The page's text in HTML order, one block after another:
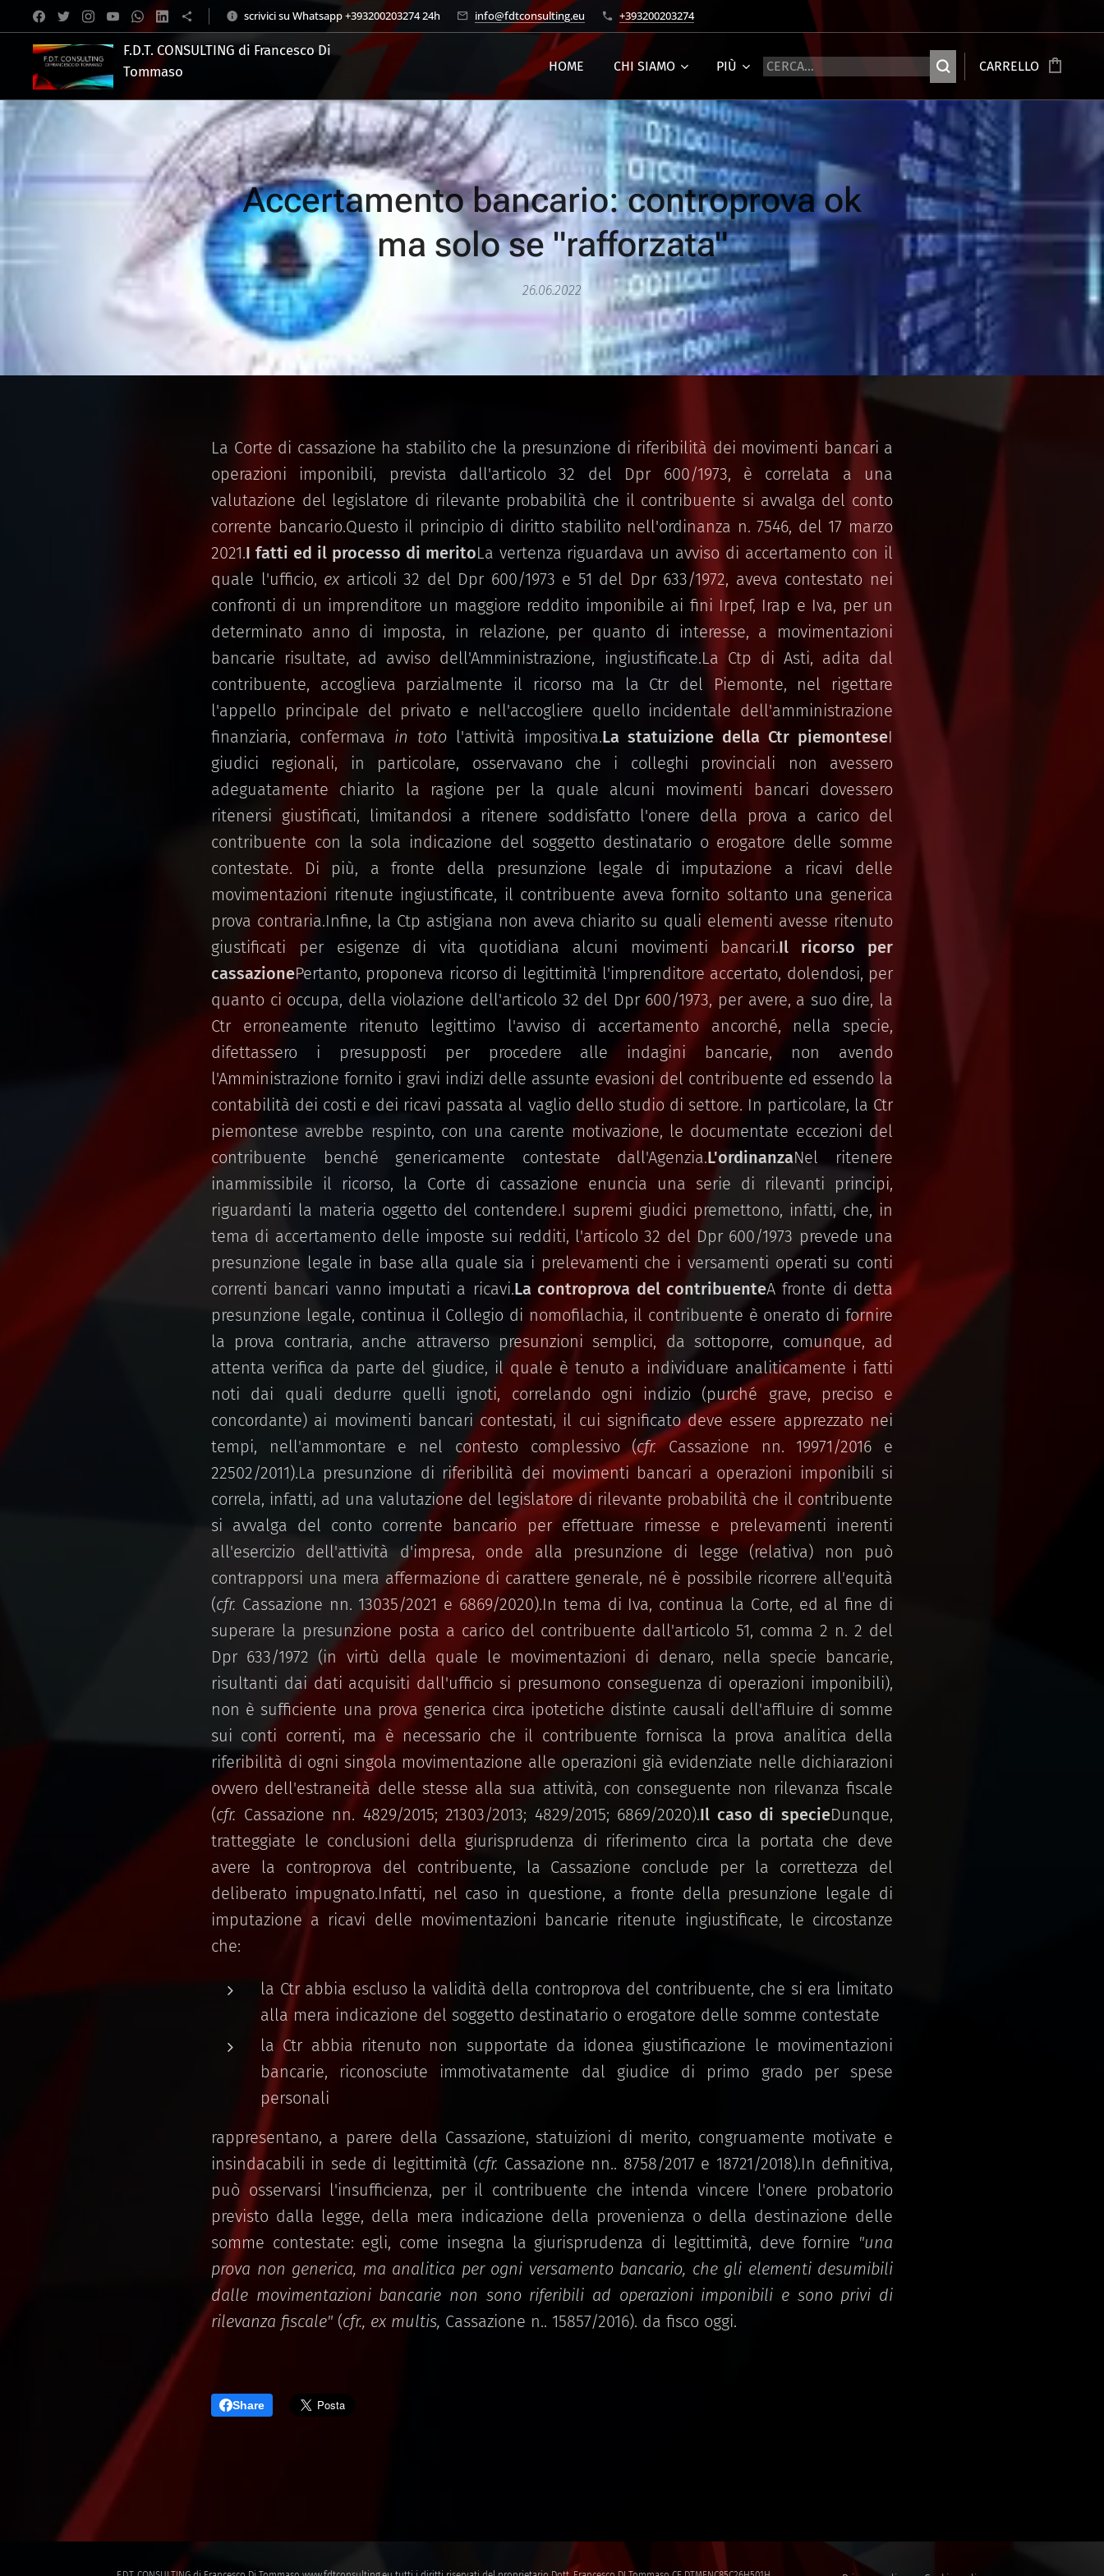
scrivici su Whatsapp +393200203274 24h info@fdtconsulting.eu +393200203274
F.D.T. CONSULTING di Francesco Di
Tommaso
.
HOME CHI SIAMO PIÙ CARRELLO
Accertamento bancario: controprova ok
ma solo se "rafforzata"
26.06.2022
La Corte di cassazione ha stabilito che la presunzione di riferibilità dei movimenti bancari a
operazioni imponibili, prevista dall'articolo 32 del Dpr 600/1973, è correlata a una
valutazione del legislatore di rilevante probabilità che il contribuente si avvalga del conto
corrente bancario.Questo il principio di diritto stabilito nell'ordinanza n. 7546, del 17 marzo
2021.I fatti ed il processo di meritoLa vertenza riguardava un avviso di accertamento con il
quale l'ufficio, ex articoli 32 del Dpr 600/1973 e 51 del Dpr 633/1972, aveva contestato nei
confronti di un imprenditore un maggiore reddito imponibile ai fini Irpef, Irap e Iva, per un
determinato anno di imposta, in relazione, per quanto di interesse, a movimentazioni
bancarie risultate, ad avviso dell'Amministrazione, ingiustificate.La Ctp di Asti, adita dal
contribuente, accoglieva parzialmente il ricorso ma la Ctr del Piemonte, nel rigettare
l'appello principale del privato e nell'accogliere quello incidentale dell'amministrazione
finanziaria, confermava in toto l'attività impositiva.La statuizione della Ctr piemonteseI
giudici regionali, in particolare, osservavano che i colleghi provinciali non avessero
adeguatamente chiarito la ragione per la quale alcuni movimenti bancari dovessero
ritenersi giustificati, limitandosi a ritenere soddisfatto l'onere della prova a carico del
contribuente con la sola indicazione del soggetto destinatario o erogatore delle somme
contestate. Di più, a fronte della presunzione legale di imputazione a ricavi delle
movimentazioni ritenute ingiustificate, il contribuente aveva fornito soltanto una generica
prova contraria.Infine, la Ctp astigiana non aveva chiarito su quali elementi avesse ritenuto
giustificati per esigenze di vita quotidiana alcuni movimenti bancari.Il ricorso per
cassazionePertanto, proponeva ricorso di legittimità l'imprenditore accertato, dolendosi, per
quanto ci occupa, della violazione dell'articolo 32 del Dpr 600/1973, per avere, a suo dire, la
Ctr erroneamente ritenuto legittimo l'avviso di accertamento ancorché, nella specie,
difettassero i presupposti per procedere alle indagini bancarie, non avendo
l'Amministrazione fornito i gravi indizi delle assunte evasioni del contribuente ed essendo la
contabilità dei costi e dei ricavi passata al vaglio dello studio di settore. In particolare, la Ctr
piemontese avrebbe respinto, con una carente motivazione, le documentate eccezioni del
contribuente benché genericamente contestate dall'Agenzia.L'ordinanzaNel ritenere
inammissibile il ricorso, la Corte di cassazione enuncia una serie di rilevanti principi,
riguardanti la materia oggetto del contendere.I supremi giudici premettono, infatti, che, in
tema di accertamento delle imposte sui redditi, l'articolo 32 del Dpr 600/1973 prevede una
presunzione legale in base alla quale sia i prelevamenti che i versamenti operati su conti
correnti bancari vanno imputati a ricavi.La controprova del contribuenteA fronte di detta
presunzione legale, continua il Collegio di nomofilachia, il contribuente è onerato di fornire
la prova contraria, anche attraverso presunzioni semplici, da sottoporre, comunque, ad
attenta verifica da parte del giudice, il quale è tenuto a individuare analiticamente i fatti
noti dai quali dedurre quelli ignoti, correlando ogni indizio (purché grave, preciso e
concordante) ai movimenti bancari contestati, il cui significato deve essere apprezzato nei
tempi, nell'ammontare e nel contesto complessivo (cfr.Cassazione nn. 19971/2016 e
22502/2011).La presunzione di riferibilità dei movimenti bancari a operazioni imponibili si
correla, infatti, ad una valutazione del legislatore di rilevante probabilità che il contribuente
si avvalga del conto corrente bancario per effettuare rimesse e prelevamenti inerenti
all'esercizio dell'attività d'impresa, onde alla presunzione di legge (relativa) non può
contrapporsi una mera affermazione di carattere generale, né è possibile ricorrere all'equità
(cfr. Cassazione nn. 13035/2021 e 6869/2020).In tema di Iva, continua la Corte, ed al fine di
superare la presunzione posta a carico del contribuente dall'articolo 51, comma 2 n. 2 del
Dpr 633/1972 (in virtù della quale le movimentazioni di denaro, nella specie bancarie,
risultanti dai dati acquisiti dall'ufficio si presumono conseguenza di operazioni imponibili),
non è sufficiente una prova generica circa ipotetiche distinte causali dell'affluire di somme
sui conti correnti, ma è necessario che il contribuente fornisca la prova analitica della
riferibilità di ogni singola movimentazione alle operazioni già evidenziate nelle dichiarazioni
ovvero dell'estraneità delle stesse alla sua attività, con conseguente non rilevanza fiscale
(cfr. Cassazione nn. 4829/2015; 21303/2013; 4829/2015; 6869/2020).Il caso di specieDunque,
tratteggiate le conclusioni della giurisprudenza di riferimento circa la portata che deve
avere la controprova del contribuente, la Cassazione conclude per la correttezza del
deliberato impugnato.Infatti, nel caso in questione, a fronte della presunzione legale di
imputazione a ricavi delle movimentazioni bancarie ritenute ingiustificate, le circostanze
che:
la Ctr abbia escluso la validità della controprova del contribuente, che si era limitato
alla mera indicazione del soggetto destinatario o erogatore delle somme contestate
la Ctr abbia ritenuto non supportate da idonea giustificazione le movimentazioni
bancarie, riconosciute immotivatamente dal giudice di primo grado per spese
personali
rappresentano, a parere della Cassazione, statuizioni di merito, congruamente motivate e
insindacabili in sede di legittimità (cfr. Cassazione nn.. 8758/2017 e 18721/2018).In definitiva,
può osservarsi l'insufficienza, per il contribuente che intenda vincere l'onere probatorio
previsto dalla legge, della mera indicazione della provenienza o della destinazione delle
somme contestate: egli, come insegna la giurisprudenza di legittimità, deve fornire "una
prova non generica, ma analitica per ogni versamento bancario, che gli elementi desumibili
dalle movimentazioni bancarie non sono riferibili ad operazioni imponibili e sono privi di
rilevanza fiscale" (cfr., ex multis, Cassazione n.. 15857/2016). da fisco oggi.
Share